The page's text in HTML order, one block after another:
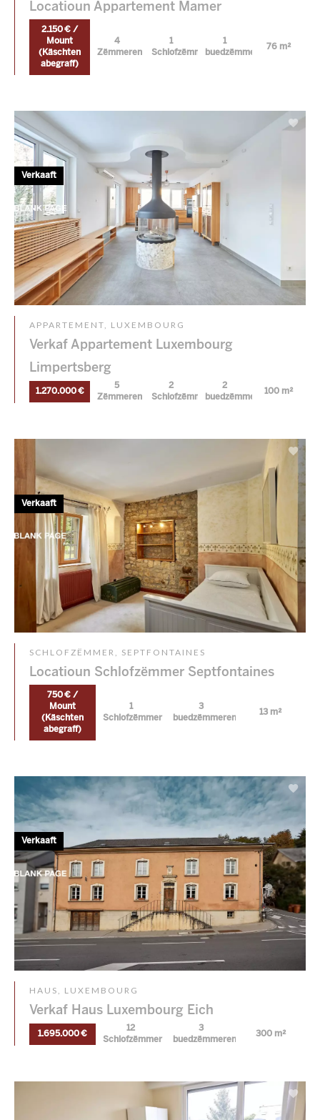
Locatioun Appartement Mamer
2.150 € /
Mount
(Käschten
abegraff)
4
Zëmmeren
1
Schlofzëmmer
1
buedzëmmer
76 m²
APPARTEMENT, LUXEMBOURG
Verkaf Appartement Luxembourg
Limpertsberg
1.270.000 €
5
Zëmmeren
2
Schlofzëmmer
2
buedzëmmeren
100 m²
Verkaaft
SCHLOFZËMMER, SEPTFONTAINES
Locatioun Schlofzëmmer Septfontaines
750 € /
Mount
(Käschten
abegraff)
1
Schlofzëmmer
3
buedzëmmeren
13 m²
Verkaaft
HAUS, LUXEMBOURG
Verkaf Haus Luxembourg Eich
1.695.000 €
12
Schlofzëmmer
3
buedzëmmeren
300 m²
Verkaaft